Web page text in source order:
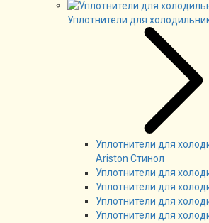
Уплотнители для
Уплотнители для
Ariston Стинол
Уплотнители для
Уплотнители для
Уплотнители для
Уплотнители для